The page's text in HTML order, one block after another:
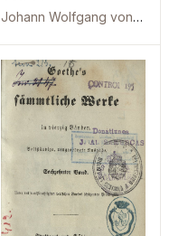
Johann Wolfgang von Goethe